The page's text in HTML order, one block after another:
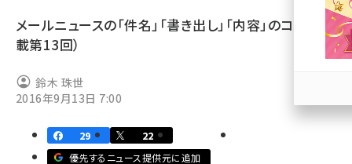
note (2310)
z世代 (1620)
llmo (1160)
メールニュースの「件名」「書き出し」「内容」のコツ（連
載第13回）
鈴木 珠世
2016年9月13日 7:00
29
22
優先するニュース提供元に追加